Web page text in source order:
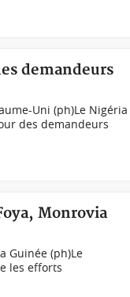
demandeurs
Uni (ph)Le Nigéria
des demandeurs
Monrovia
Guinée (ph)Le
les efforts